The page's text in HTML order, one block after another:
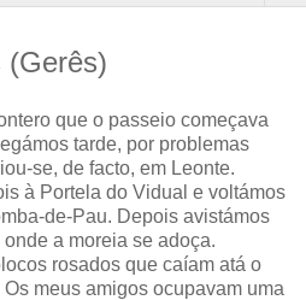
(Gerês)
que o passeio começava
tarde, por problemas
se, de facto, em Leonte.
à Portela do Vidual e voltámos
de-Pau. Depois avistámos
a moreia se adoça.
rosados que caíam atá o
meus amigos ocupavam uma